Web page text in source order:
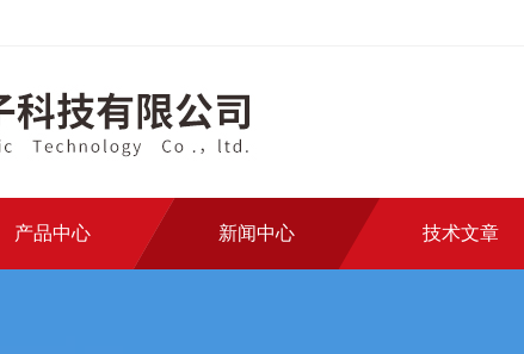
产品中心 新闻中心 技术文章